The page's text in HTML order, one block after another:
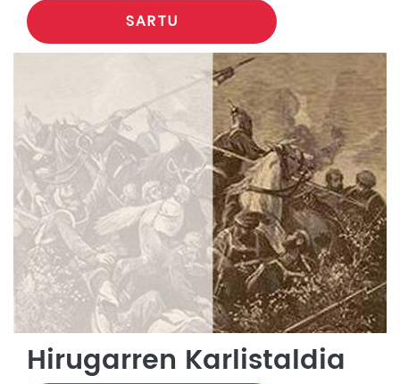
SARTU
Hirugarren Karlistaldia